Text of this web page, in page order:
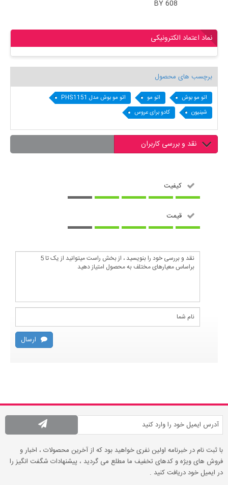
BY 608
نماد اعتماد الکترونیکی
برچسب های محصول
اتو مو بوش اتو مو
اتو مو بوش مدل PHS1151
شینیون
کادو برای عروس
نقد و بررسی کاربران
کیفیت
قیمت
ارسال
با ثبت نام در خبرنامه اولین نفری خواهید بود که از آخرین محصولات ، اخبار و
فروش های ویژه و کدهای تخفیف ما مطلع می گردید ، پیشنهادات شگفت انگیز را
در ایمیل خود دریافت کنید .